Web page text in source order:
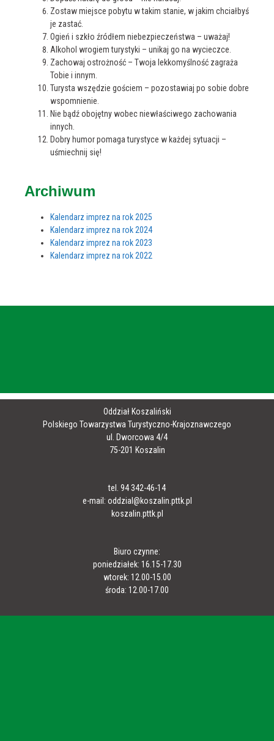
Zostaw miejsce pobytu w takim stanie, w jakim chciałbyś
je zastać.
Ogień i szkło źródłem niebezpieczeństwa – uważaj!
Alkohol wrogiem turystyki – unikaj go na wycieczce.
Zachowaj ostrożność – Twoja lekkomyślność zagraża
Tobie i innym.
Turysta wszędzie gościem – pozostawiaj po sobie dobre
wspomnienie.
Nie bądź obojętny wobec niewłaściwego zachowania
innych.
Dobry humor pomaga turystyce w każdej sytuacji –
uśmiechnij się!
Archiwum
Kalendarz imprez na rok 2025
Kalendarz imprez na rok 2024
Kalendarz imprez na rok 2023
Kalendarz imprez na rok 2022
Oddział Koszaliński
Polskiego Towarzystwa Turystyczno-Krajoznawczego
ul. Dworcowa 4/4
75-201 Koszalin
tel. 94 342-46-14
e-mail: oddzial@koszalin.pttk.pl
koszalin.pttk.pl
Biuro czynne:
poniedziałek: 16.15-17.30
wtorek: 12.00-15.00
środa: 12.00-17.00